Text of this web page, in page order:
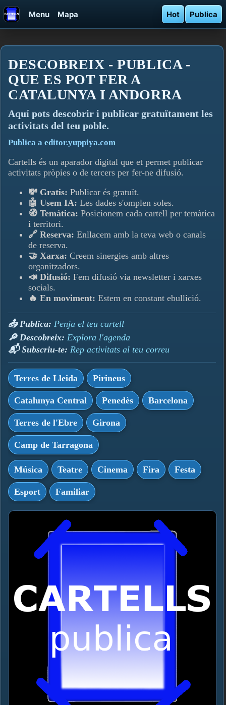
Menu Mapa Hot Publica
DESCOBREIX - PUBLICA -
QUE ES POT FER A
CATALUNYA I ANDORRA
Aquí­ pots descobrir i publicar gratuïtament les
activitats del teu poble.
Publica a editor.yuppiya.com
Cartells és un aparador digital que et permet publicar
activitats pròpies o de tercers per fer-ne difusió.
💸 Gratis: Publicar és gratuït.
🤖 Usem IA: Les dades s'omplen soles.
🧭 Temàtica: Posicionem cada cartell per temàtica
i territori.
🔗 Reserva: Enllacem amb la teva web o canals
de reserva.
🤝 Xarxa: Creem sinergies amb altres
organitzadors.
📣 Difusió: Fem difusió via newsletter i xarxes
socials.
🔥 En moviment: Estem en constant ebullició.
📤 Publica: Penja el teu cartell
🔎 Descobreix: Explora l'agenda
📬 Subscriu-te: Rep activitats al teu correu
Terres de Lleida Pirineus
Catalunya Central Penedès Barcelona
Terres de l'Ebre Girona
Camp de Tarragona
Música Teatre Cinema Fira Festa
Esport Familiar